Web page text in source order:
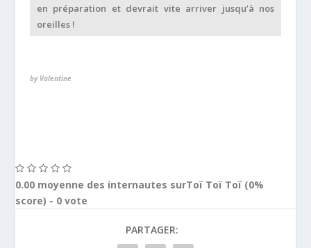
en préparation et devrait vite arriver jusqu’à nos
oreilles !
by Valentine
0.00 moyenne des internautes surToï Toï Toï (0%
score) - 0 vote
PARTAGER: